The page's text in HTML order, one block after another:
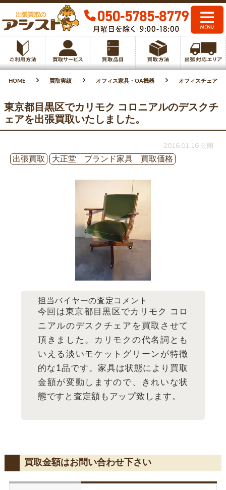
HOME 買取実績 オフィス家具・OA機器 オフィスチェア
東京都目黒区でカリモク コロニアルのデスクチ
ェアを出張買取いたしました。
2016.01.16 公開
出張買取
大正堂 ブランド家具 買取価格
担当バイヤーの査定コメント
今回は東京都目黒区でカリモク コロ
ニアルのデスクチェアを買取させて
頂きました。カリモクの代名詞とも
いえる淡いモケットグリーンが特徴
的な1品です。家具は状態により買取
金額が変動しますので、きれいな状
態ですと査定額もアップ致します。
買取金額はお問い合わせ下さい